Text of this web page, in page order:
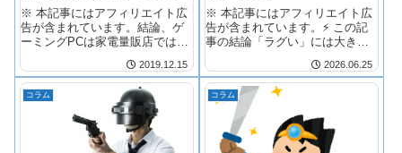
プをおすすめする理由
※ 本記事にはアフィリエイト広
告が含まれています。結論、ゲ
ーミングPCは家電量販店ではな
2019.12.15
※ 本記事にはアフィリエイト広
告が含まれています。⚡ この記
事の結論「ラグい」には大きく2
2026.06.25
コラム コラム